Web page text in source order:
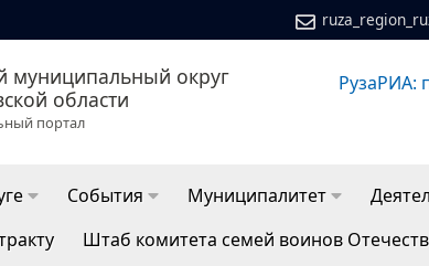
муниципальный округ
области
портал
РузаРИА:
События Муниципалитет
Штаб комитета семей воинов